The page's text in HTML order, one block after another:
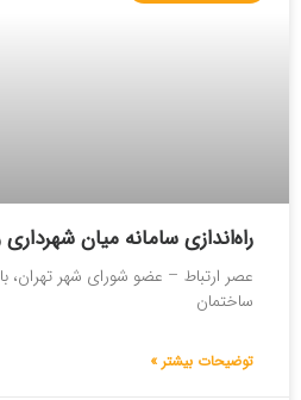
راه‌اندازی سامانه‌ میان
ساختمان
توضیحات بیشتر »